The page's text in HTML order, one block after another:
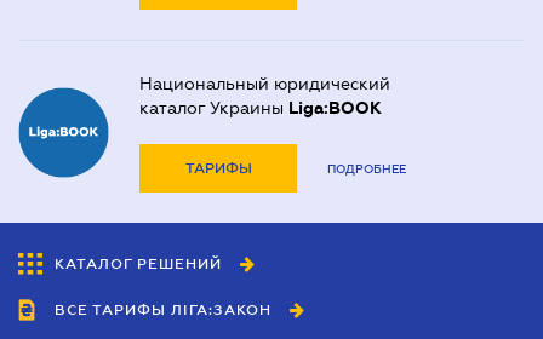
Национальный юридический
каталог Украины Liga:BOOK
ТАРИФЫ ПОДРОБНЕЕ
КАТАЛОГ РЕШЕНИЙ
ВСЕ ТАРИФЫ ЛІГА:ЗАКОН